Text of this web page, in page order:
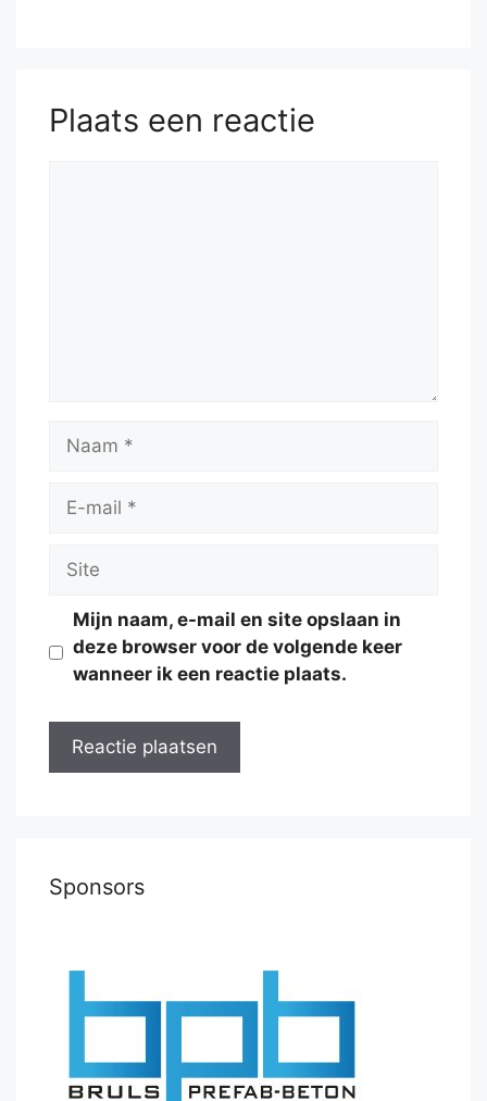
Plaats een reactie
Naam
Site
Mijn naam, e-mail en site opslaan in
deze browser voor de volgende keer
wanneer ik een reactie plaats.
Sponsors